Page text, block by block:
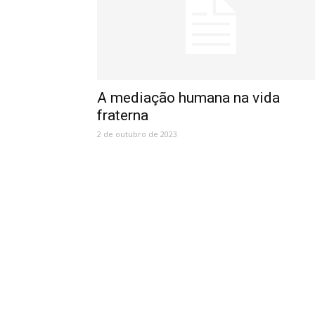
A mediação humana na vida
fraterna
2 de outubro de 2023